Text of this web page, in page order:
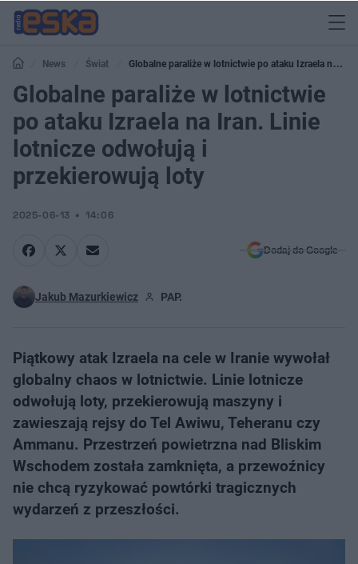
News Świat
Globalne paraliże w lotnictwie po ataku Izraela na
Iran. Linie lotnicze odwołują i przekierowują loty
Globalne paraliże w lotnictwie
po ataku Izraela na Iran. Linie
lotnicze odwołują i
przekierowują loty
2025-06-13 14:06
Dodaj do Google
Jakub Mazurkiewicz PAP.
Piątkowy atak Izraela na cele w Iranie wywołał
globalny chaos w lotnictwie. Linie lotnicze
odwołują loty, przekierowują maszyny i
zawieszają rejsy do Tel Awiwu, Teheranu czy
Ammanu. Przestrzeń powietrzna nad Bliskim
Wschodem została zamknięta, a przewoźnicy
nie chcą ryzykować powtórki tragicznych
wydarzeń z przeszłości.